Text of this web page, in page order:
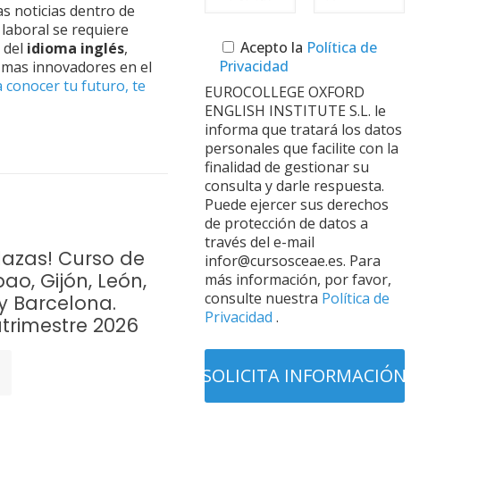
noticias dentro de
se requiere
idioma inglés,
innovadores en el
conocer tu futuro, te
Curso de
Gijón, León,
Barcelona.
2026
Acepto la Política de
Privacidad
EUROCOLLEGE OXFORD
ENGLISH INSTITUTE S.L. le
informa que tratará los datos
personales que facilite con la
finalidad de gestionar su
consulta y darle respuesta.
Puede ejercer sus derechos
de protección de datos a
través del e-mail
infor@cursosceae.es. Para
más información, por favor,
consulte nuestra Política de
Privacidad .